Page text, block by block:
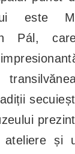
este
Pál,
ateliere și